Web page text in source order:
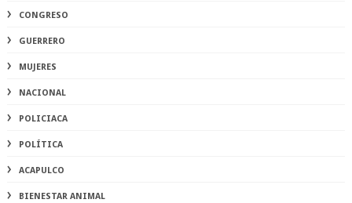
CONGRESO
GUERRERO
MUJERES
NACIONAL
POLICIACA
POLÍTICA
ACAPULCO
BIENESTAR ANIMAL